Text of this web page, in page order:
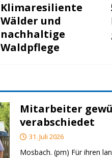
Klimaresiliente
Wälder und
nachhaltige
Waldpflege
Mitarbeiter
verabschiedet
31. Juli 2026
Mosbach. (pm) Für ihren